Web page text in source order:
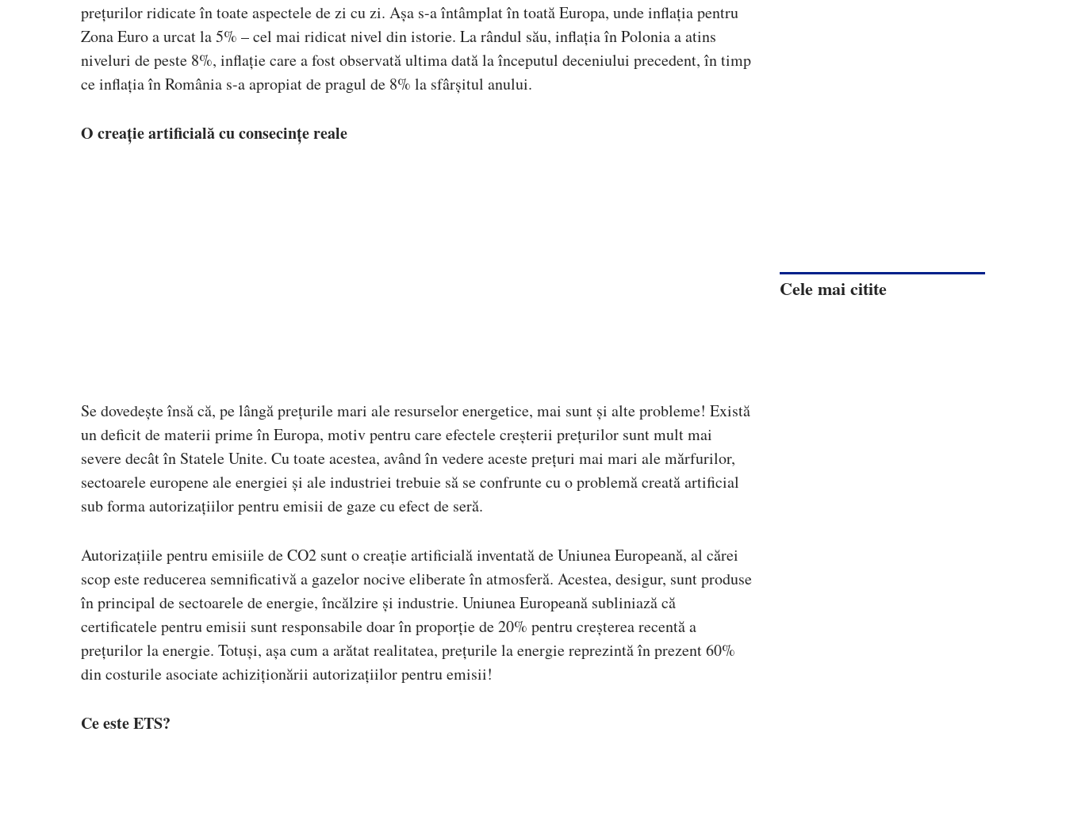
prețurilor ridicate în toate aspectele de zi cu zi. Așa s-a întâmplat în toată Europa, unde inflația pentru
Zona Euro a urcat la 5% – cel mai ridicat nivel din istorie. La rândul său, inflația în Polonia a atins
niveluri de peste 8%, inflație care a fost observată ultima dată la începutul deceniului precedent, în timp
ce inflația în România s-a apropiat de pragul de 8% la sfârșitul anului.
O creație artificială cu consecințe reale
Se dovedește însă că, pe lângă prețurile mari ale resurselor energetice, mai sunt și alte probleme! Există
un deficit de materii prime în Europa, motiv pentru care efectele creșterii prețurilor sunt mult mai
severe decât în ​​Statele Unite. Cu toate acestea, având în vedere aceste prețuri mai mari ale mărfurilor,
sectoarele europene ale energiei și ale industriei trebuie să se confrunte cu o problemă creată artificial
sub forma autorizațiilor pentru emisii de gaze cu efect de seră.
Autorizațiile pentru emisiile de CO2 sunt o creație artificială inventată de Uniunea Europeană, al cărei
scop este reducerea semnificativă a gazelor nocive eliberate în atmosferă. Acestea, desigur, sunt produse
în principal de sectoarele de energie, încălzire și industrie. Uniunea Europeană subliniază că
certificatele pentru emisii sunt responsabile doar în proporție de 20% pentru creșterea recentă a
prețurilor la energie. Totuși, așa cum a arătat realitatea, prețurile la energie reprezintă în prezent 60%
din costurile asociate achiziționării autorizațiilor pentru emisii!
Ce este ETS?
Cele mai citite